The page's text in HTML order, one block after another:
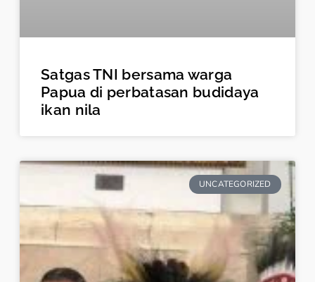
Satgas TNI bersama warga
Papua di perbatasan budidaya
ikan nila
UNCATEGORIZED